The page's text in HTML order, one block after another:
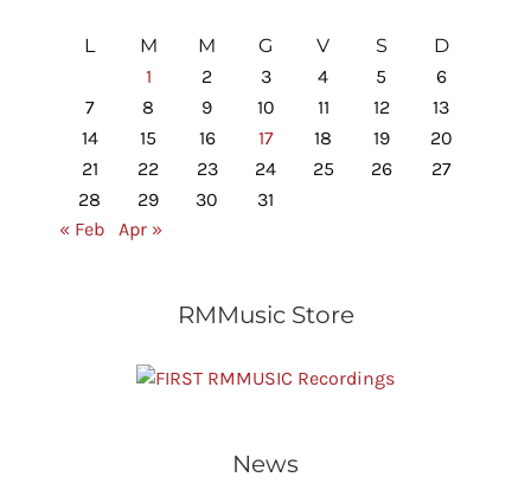
L M M G V S
D
1
2 3 4 5
6
7
8 9 10 11 12
13
14
15 16 17 18 19
20
21
22 23 24 25 26
27
28
29 30
31
« Feb
Apr »
RMMusic Store
RMMUSIC Recordings
News